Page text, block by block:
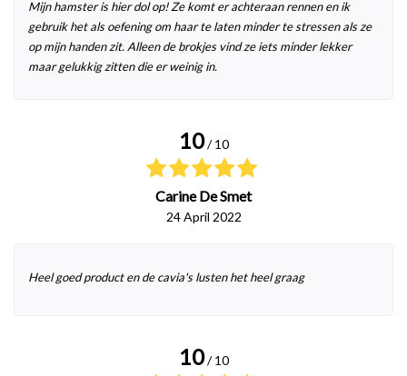
Mijn hamster is hier dol op! Ze komt er achteraan rennen en ik
gebruik het als oefening om haar te laten minder te stressen als ze
op mijn handen zit. Alleen de brokjes vind ze iets minder lekker
maar gelukkig zitten die er weinig in.
10 / 10
Carine De Smet
24 April 2022
Heel goed product en de cavia's lusten het heel graag
10 / 10